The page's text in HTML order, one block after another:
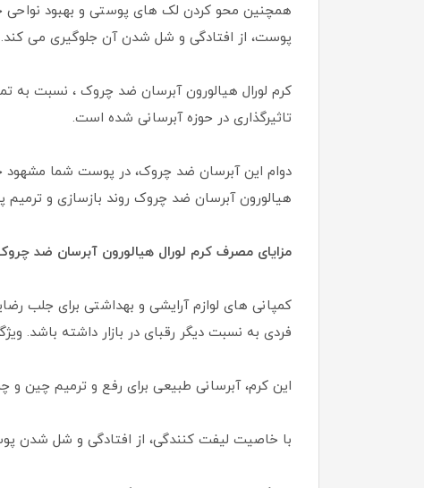
همچنین محو کردن لک های پوستی و بهبود نواحی
پوست، از افتادگی و شل شدن آن جلوگیری می کند.
کرم لورال هیالورون آبرسان ضد چروک ، نسبت به
تاثیرگذاری در حوزه آبرسانی شده است.
دوام این آبرسان ضد چروک، در پوست شما مشهود
هیالورون آبرسان ضد چروک روند بازسازی و
مزایای مصرف کرم لورال هیالورون آبرسان ضد
کمپانی های لوازم آرایشی و بهداشتی برای جلب
فردی به نسبت دیگر رقبای در بازار داشته
این کرم، آبرسانی طبیعی برای رفع و ترمیم
با خاصیت لیفت کنندگی، از افتادگی و شل شدن